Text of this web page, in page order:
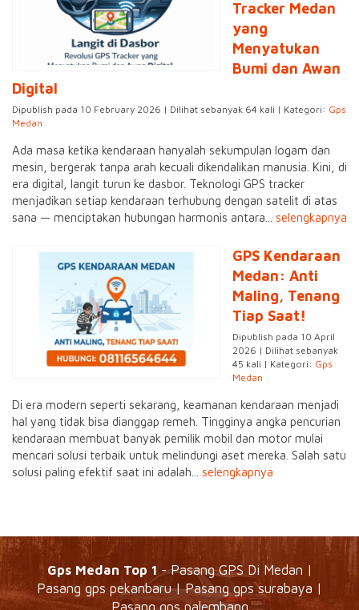
Tracker Medan
yang
Menyatukan
Bumi dan Awan
Digital
Dipublish pada 10 February 2026 | Dilihat sebanyak 64 kali | Kategori: Gps
Medan
Ada masa ketika kendaraan hanyalah sekumpulan logam dan
mesin, bergerak tanpa arah kecuali dikendalikan manusia. Kini, di
era digital, langit turun ke dasbor. Teknologi GPS tracker
menjadikan setiap kendaraan terhubung dengan satelit di atas
sana — menciptakan hubungan harmonis antara... selengkapnya
GPS Kendaraan
Medan: Anti
Maling, Tenang
Tiap Saat!
Dipublish pada 10 April
2026 | Dilihat sebanyak
45 kali | Kategori: Gps
Medan
Di era modern seperti sekarang, keamanan kendaraan menjadi
hal yang tidak bisa dianggap remeh. Tingginya angka pencurian
kendaraan membuat banyak pemilik mobil dan motor mulai
mencari solusi terbaik untuk melindungi aset mereka. Salah satu
solusi paling efektif saat ini adalah... selengkapnya
Gps Medan Top 1 - Pasang GPS Di Medan |
Pasang gps pekanbaru | Pasang gps surabaya |
Pasang gps palembang